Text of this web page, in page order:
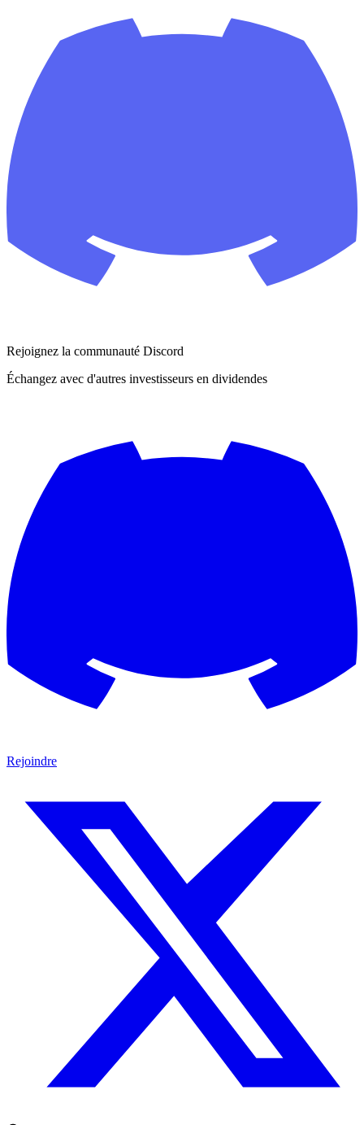
Rejoignez la communauté Discord
Échangez avec d'autres investisseurs en dividendes
Rejoindre